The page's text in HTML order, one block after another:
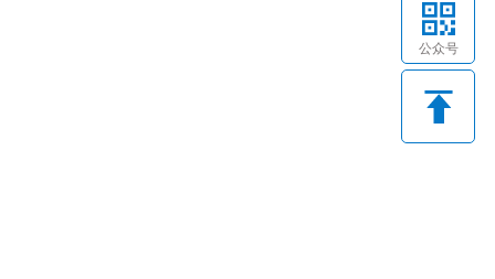
公众号